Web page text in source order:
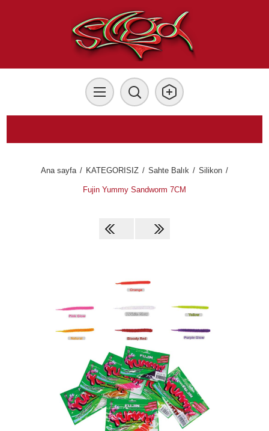
Ana sayfa / KATEGORISIZ / Sahte Balık / Silikon /
Fujin Yummy Sandworm 7CM